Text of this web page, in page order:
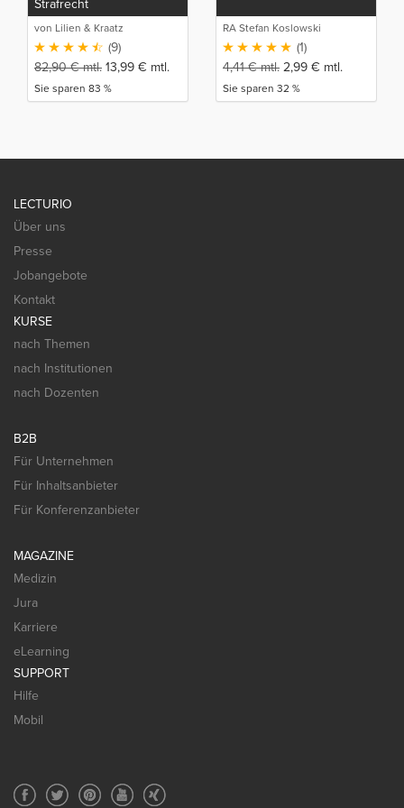
Strafrecht
von Lilien & Kraatz
(9)
82,90€mtl. 13,99 € mtl.
Sie sparen 83 %
RA Stefan Koslowski
(1)
4,41€mtl. 2,99 € mtl.
Sie sparen 32 %
LECTURIO
Über uns
Presse
Jobangebote
Kontakt
KURSE
nach Themen
nach Institutionen
nach Dozenten
B2B
Für Unternehmen
Für Inhaltsanbieter
Für Konferenzanbieter
MAGAZINE
Medizin
Jura
Karriere
eLearning
SUPPORT
Hilfe
Mobil